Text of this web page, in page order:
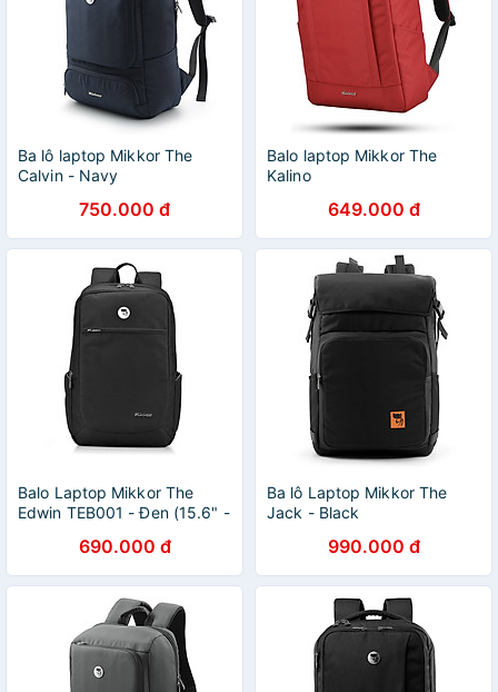
Ba lô laptop Mikkor The
Calvin - Navy
750.000 đ
Balo laptop Mikkor The
Kalino
649.000 đ
Balo Laptop Mikkor The
Edwin TEB001 - Đen (15.6" -
690.000 đ
Ba lô Laptop Mikkor The
Jack - Black
990.000 đ